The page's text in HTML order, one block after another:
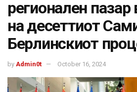
регионален
на десеттиот
Берлинскиот
by Admin0t October 16, 2024